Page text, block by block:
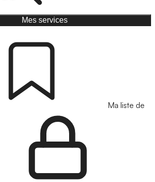
Mes services
Ma liste de